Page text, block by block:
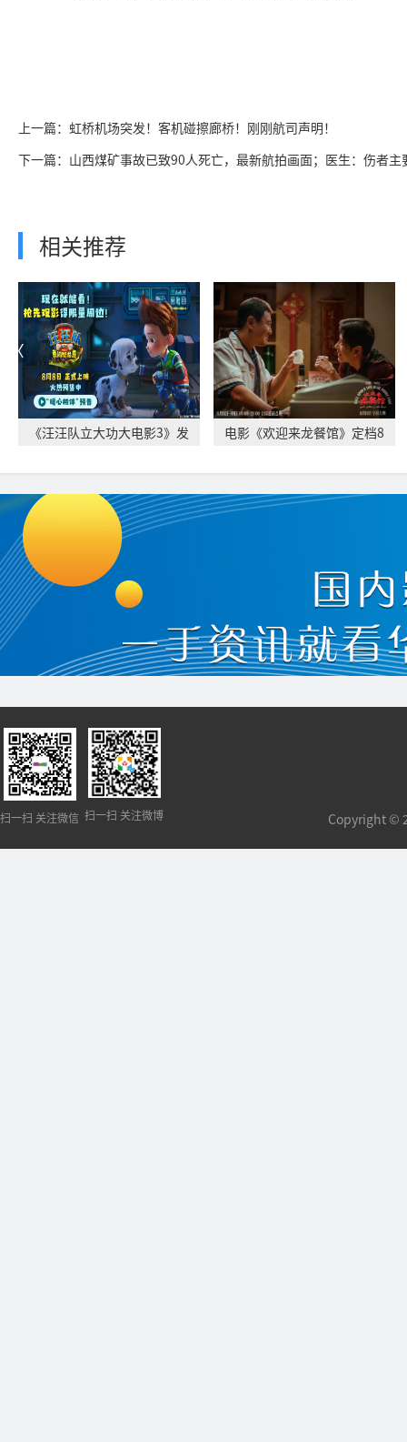
上一篇：虹桥机场突发！客机碰擦廊桥！刚刚航司声明！
下一篇：山西煤矿事故已致90人死亡，最新航拍画面；医生：伤者
相关推荐
《汪汪队立大功大电影3》发
电影《欢迎来龙餐馆》定档8
扫一扫 关注微信 扫一扫 关注微博 Copyright ©